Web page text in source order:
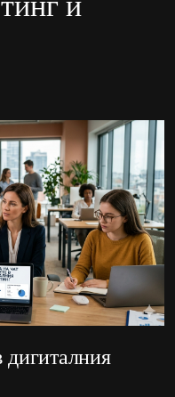
дигиталния